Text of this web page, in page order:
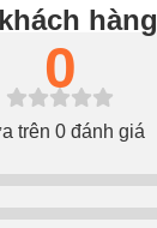
hàng
0
trên 0 đánh giá